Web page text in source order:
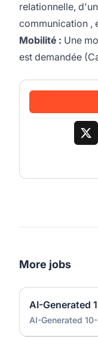
relationnelle,
communication ,
Mobilité : Une
est demandée
More jobs
AI-Generated
AI-Generated